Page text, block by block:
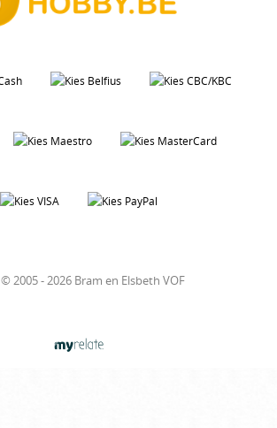
© 2005 - 2026 Bram en Elsbeth VOF